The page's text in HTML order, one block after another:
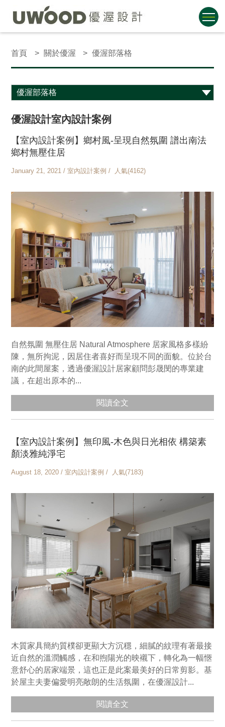
首頁 關於優渥 優渥部落格
優渥設計室內設計案例
【室內設計案例】鄉村風-呈現自然氛圍 譜出南法
鄉村無壓住居
January 21, 2021 / 室內設計案例 / 人氣(4162)
自然氛圍 無壓住居 Natural Atmosphere 居家風格多樣紛
陳，無所拘泥，因居住者喜好而呈現不同的面貌。位於台
南的此間屋案，透過優渥設計居家顧問彭晟閔的專業建
議，在超出原本的...
閱讀全文
【室內設計案例】無印風-木色與日光相依 構築素
顏淡雅純淨宅
August 18, 2020 / 室內設計案例 / 人氣(7183)
木質家具簡約質樸卻更顯大方沉穩，細膩的紋理有著最接
近自然的溫潤觸感，在和煦陽光的映襯下，轉化為一幅愜
意舒心的居家端景，這也正是此案最美好的日常剪影。基
於屋主夫妻偏愛明亮敞朗的生活氛圍，在優渥設計...
閱讀全文